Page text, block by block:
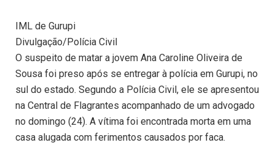
IML de Gurupi
Divulgação/Polícia Civil
O suspeito de matar a jovem Ana Caroline Oliveira de
Sousa foi preso após se entregar à polícia em Gurupi, no
sul do estado. Segundo a Polícia Civil, ele se apresentou
na Central de Flagrantes acompanhado de um advogado
no domingo (24). A vítima foi encontrada morta em uma
casa alugada com ferimentos causados por faca.